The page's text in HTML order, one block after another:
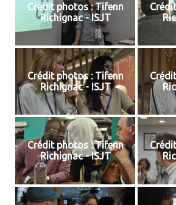
Crédit photos : Tifenn
Richignac - ISJT
Crédit photos : Tifenn
Richignac - ISJT
Crédit photos : Tifenn
Richignac - ISJT